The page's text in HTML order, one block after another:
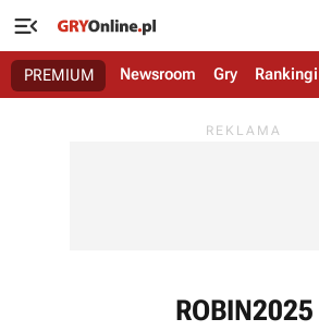

PREMIUM Newsroom Gry Rankingi
ROBIN2025